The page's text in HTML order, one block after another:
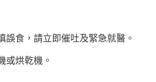
誤食，請立即催吐及緊急就醫。
或烘乾機。